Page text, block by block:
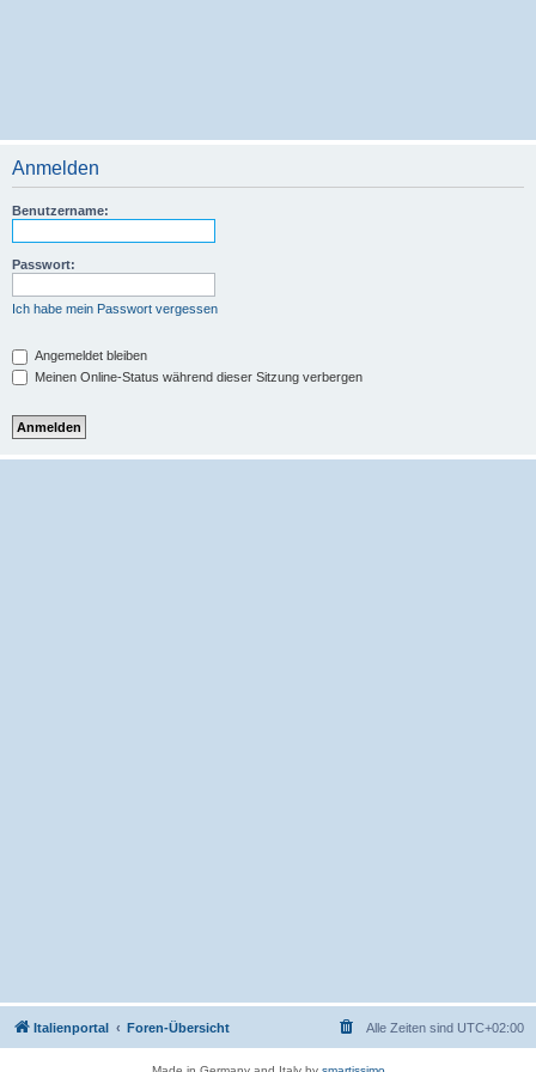
Anmelden
Benutzername:
Passwort:
Ich habe mein Passwort vergessen
Angemeldet bleiben
Meinen Online-Status während dieser Sitzung verbergen
Italienportal Foren-Übersicht Alle Zeiten sind UTC+02:00